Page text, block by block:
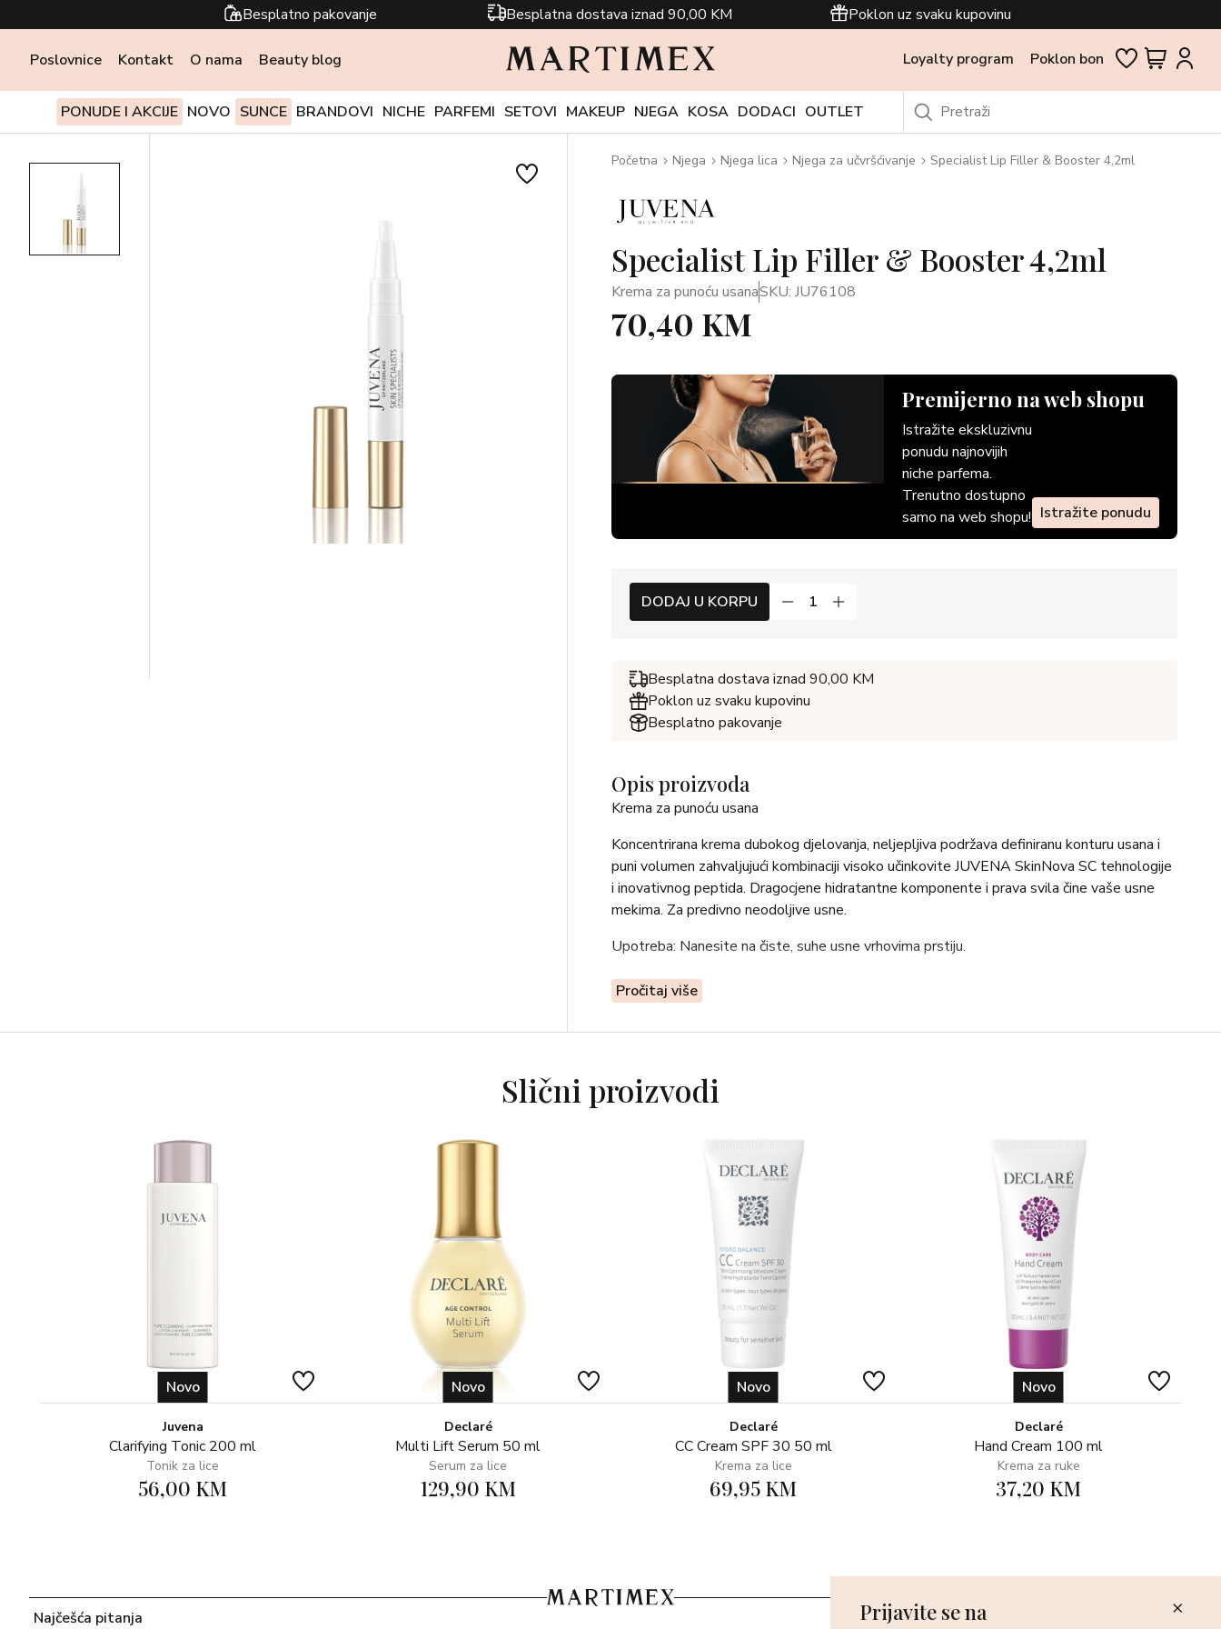
Besplatno pakovanje Besplatna dostava iznad 90,00 KM Poklon uz svaku kupovinu
Poslovnice Kontakt O nama Beauty blog Loyalty program Poklon bon
PONUDE I AKCIJE NOVO SUNCE BRANDOVI NICHE PARFEMI SETOVI MAKEUP NJEGA KOSA DODACI OUTLET
Početna Njega Njega lica Njega za učvršćivanje Specialist Lip Filler & Booster 4,2ml
Specialist Lip Filler & Booster 4,2ml
Krema za punoću usanaSKU: JU76108
70,40 KM
Premijerno na web shopu
Istražite ekskluzivnu
ponudu najnovijih
niche parfema.
Trenutno dostupno
samo na web shopu! Istražite ponudu
DODAJ U KORPU
Besplatna dostava iznad 90,00 KM
Poklon uz svaku kupovinu
Besplatno pakovanje
Opis proizvoda
Krema za punoću usana
Koncentrirana krema dubokog djelovanja, neljepljiva podržava definiranu konturu usana i
puni volumen zahvaljujući kombinaciji visoko učinkovite JUVENA SkinNova SC tehnologije
i inovativnog peptida. Dragocjene hidratantne komponente i prava svila čine vaše usne
mekima. Za predivno neodoljive usne.
Upotreba: Nanesite na čiste, suhe usne vrhovima prstiju.
Pročitaj više
Slični proizvodi
Novo
Juvena
Clarifying Tonic 200 ml
Tonik za lice
56,00 KM
Novo
Declaré
Multi Lift Serum 50 ml
Serum za lice
129,90 KM
Novo
Declaré
CC Cream SPF 30 50 ml
Krema za lice
69,95 KM
Novo
Declaré
Hand Cream 100 ml
Krema za ruke
37,20 KM
Najčešća pitanja Poslovnice
Prijavite se na